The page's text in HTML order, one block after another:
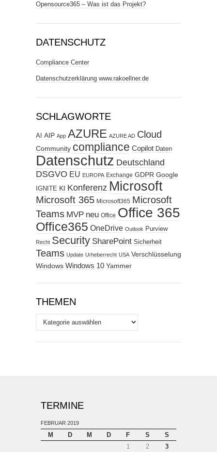
Opensource365 – Was ist das Projekt?
DATENSCHUTZ
Compliance Center
Datenschutzerklärung www.rakoellner.de
SCHLAGWORTE
AI AIP App AZURE AZURE AD Cloud
Community compliance Copilot Daten
Datenschutz Deutschland
DSGVO EU EUROPA Exchange GDPR Google
IGNITE KI Konferenz Microsoft
Microsoft 365 Microsoft365 Microsoft
Teams MVP neu Office Office 365
Office365 OneDrive Outlook Purview
Recht Security SharePoint Sicherheit
Teams Update Urheberrecht USA Verschlüsselung
Windows Windows 10 Yammer
THEMEN
Themen
TERMINE
FEBRUAR 2019
M D M D F S
S
1
2 3